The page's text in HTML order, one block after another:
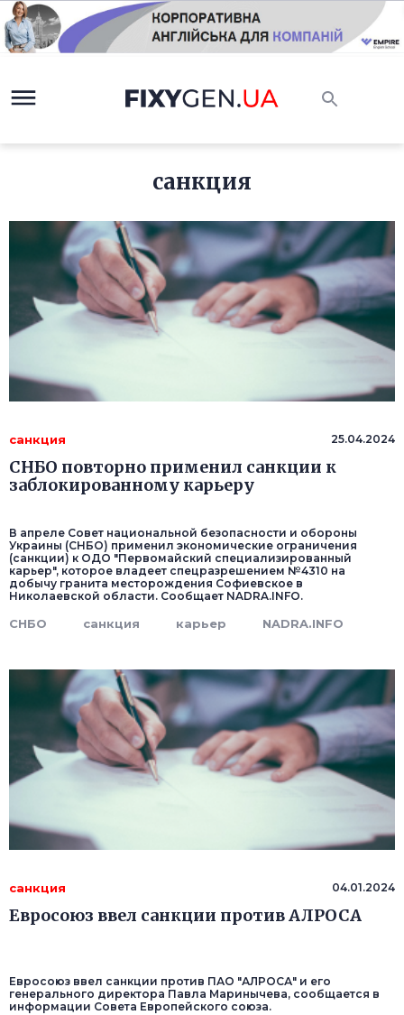
санкция
санкция 25.04.2024
СНБО повторно применил санкции к
заблокированному карьеру
В апреле Совет национальной безопасности и обороны
Украины (СНБО) применил экономические ограничения
(санкции) к ОДО "Первомайский специализированный
карьер", которое владеет спецразрешением №4310 на
добычу гранита месторождения Софиевское в
Николаевской области. Сообщает NADRA.INFO.
СНБО санкция карьер NADRA.INFO
санкция 04.01.2024
Евросоюз ввел санкции против АЛРОСА
Евросоюз ввел санкции против ПАО "АЛРОСА" и его
генерального директора Павла Маринычева, сообщается в
информации Совета Европейского союза.